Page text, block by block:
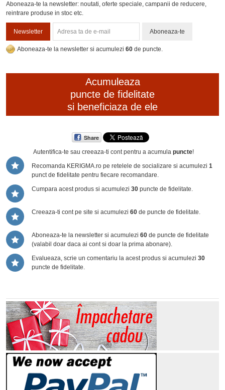
Aboneaza-te la newsletter: noutati, oferte speciale, campanii de reducere,
reintrare produse in stoc etc.
Newsletter Aboneaza-te
Aboneaza-te la newsletter si acumulezi 60 de puncte.
Acumuleaza
puncte de fidelitate
si beneficiaza de ele
Share
Autentifica-te sau creeaza-ti contpentru a acumula puncte!
Recomanda KERIGMA.ro pe retelele de socializare si acumulezi 1
punct de fidelitate pentru fiecare recomandare.
Cumpara acest produs si acumulezi 30 puncte de fidelitate.
Creeaza-ti cont pe site si acumulezi 60 de puncte de fidelitate.
Aboneaza-te la newsletter si acumulezi 60 de puncte de fidelitate
(valabil doar daca ai cont si doar la prima abonare).
Evalueaza, scrie un comentariu la acest produs si acumulezi 30
puncte de fidelitate.